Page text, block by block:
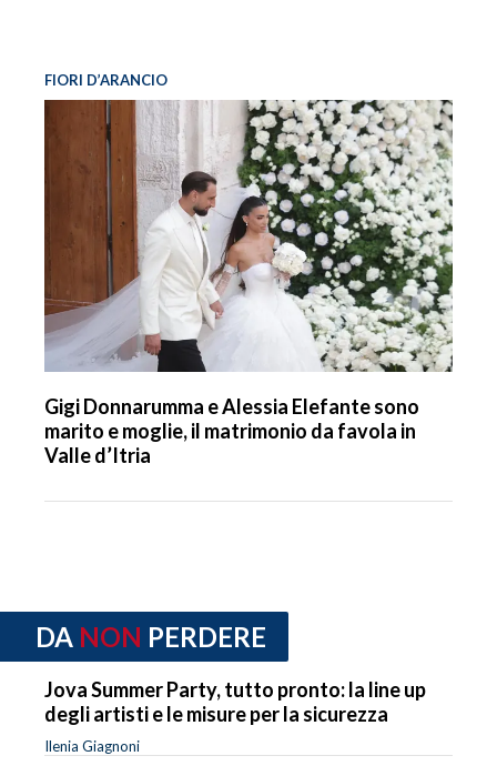
FIORI D’ARANCIO
Gigi Donnarumma e Alessia Elefante sono
marito e moglie, il matrimonio da favola in
Valle d’Itria
DA NON PERDERE
Jova Summer Party, tutto pronto: la line up
degli artisti e le misure per la sicurezza
Ilenia Giagnoni